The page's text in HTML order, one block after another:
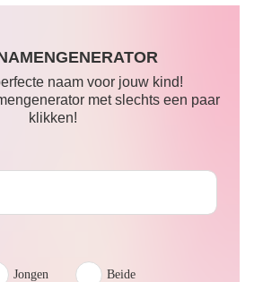
naam voor jouw kind!
met slechts een paar
klikken!
Jongen Beide